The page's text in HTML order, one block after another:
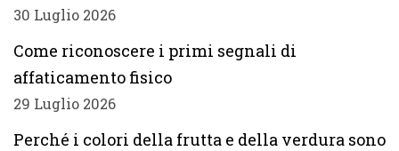
30 Luglio 2026
Come riconoscere i primi segnali di
affaticamento fisico
29 Luglio 2026
Perché i colori della frutta e della verdura sono